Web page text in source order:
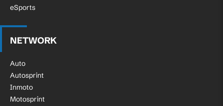
eSports
NETWORK
Auto
Autosprint
Inmoto
Motosprint